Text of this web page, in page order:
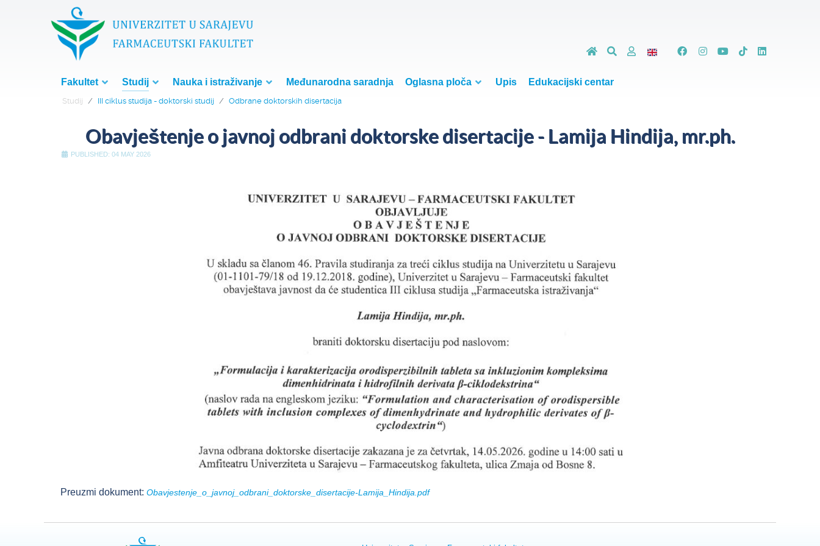
Fakultet Studij Nauka i istraživanje Međunarodna saradnja Oglasna ploča Upis Edukacijski centar
Studij III ciklus studija - doktorski studij Odbrane doktorskih disertacija
Obavještenje o javnoj odbrani doktorske disertacije - Lamija Hindija, mr.ph.
PUBLISHED: 04 MAY 2026
Preuzmi dokument: Obavjestenje_o_javnoj_odbrani_doktorske_disertacije-Lamija_Hindija.pdf